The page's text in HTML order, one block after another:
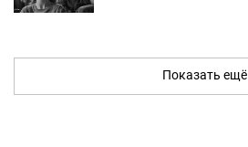
Показать ещё